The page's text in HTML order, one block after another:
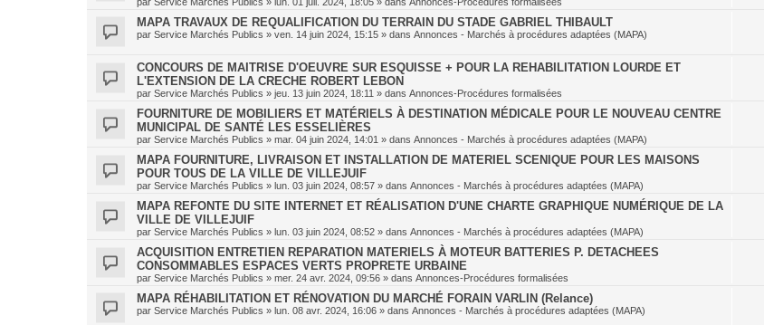
MAPA TRAVAUX DE REQUALIFICATION DU TERRAIN DU STADE GABRIEL THIBAULT
par Service Marchés Publics » ven. 14 juin 2024, 15:15 » dans Annonces - Marchés à procédures adaptées (MAPA)
CONCOURS DE MAITRISE D'OEUVRE SUR ESQUISSE + POUR LA REHABILITATION LOURDE ET
L'EXTENSION DE LA CRECHE ROBERT LEBON
par Service Marchés Publics » jeu. 13 juin 2024, 18:11 » dans Annonces-Procédures formalisées
FOURNITURE DE MOBILIERS ET MATÉRIELS À DESTINATION MÉDICALE POUR LE NOUVEAU CENTRE
MUNICIPAL DE SANTÉ LES ESSELIÈRES
par Service Marchés Publics » mar. 04 juin 2024, 14:01 » dans Annonces - Marchés à procédures adaptées (MAPA)
MAPA FOURNITURE, LIVRAISON ET INSTALLATION DE MATERIEL SCENIQUE POUR LES MAISONS
POUR TOUS DE LA VILLE DE VILLEJUIF
par Service Marchés Publics » lun. 03 juin 2024, 08:57 » dans Annonces - Marchés à procédures adaptées (MAPA)
MAPA REFONTE DU SITE INTERNET ET RÉALISATION D'UNE CHARTE GRAPHIQUE NUMÉRIQUE DE LA
VILLE DE VILLEJUIF
par Service Marchés Publics » lun. 03 juin 2024, 08:52 » dans Annonces - Marchés à procédures adaptées (MAPA)
ACQUISITION ENTRETIEN REPARATION MATERIELS À MOTEUR BATTERIES P. DETACHEES
CONSOMMABLES ESPACES VERTS PROPRETE URBAINE
par Service Marchés Publics » mer. 24 avr. 2024, 09:56 » dans Annonces-Procédures formalisées
MAPA RÉHABILITATION ET RÉNOVATION DU MARCHÉ FORAIN VARLIN (Relance)
par Service Marchés Publics » lun. 08 avr. 2024, 16:06 » dans Annonces - Marchés à procédures adaptées (MAPA)